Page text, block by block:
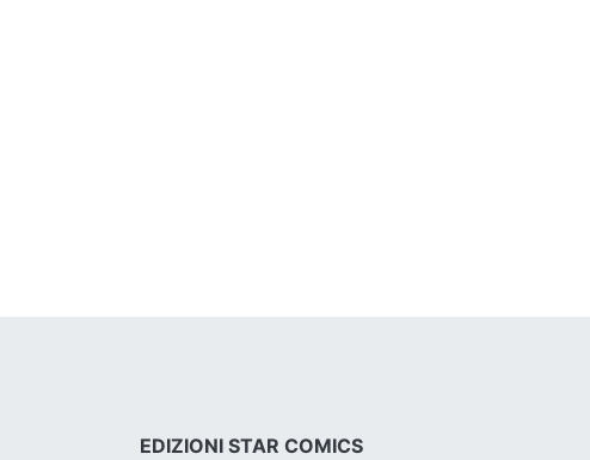
EDIZIONI STAR COMICS